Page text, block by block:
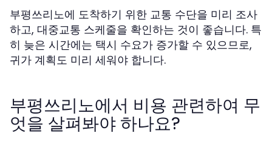
부평쓰리노에 도착하기 위한 교통 수단을 미리 조사
하고, 대중교통 스케줄을 확인하는 것이 좋습니다. 특
히 늦은 시간에는 택시 수요가 증가할 수 있으므로,
귀가 계획도 미리 세워야 합니다.
부평쓰리노에서 비용 관련하여 무
엇을 살펴봐야 하나요?